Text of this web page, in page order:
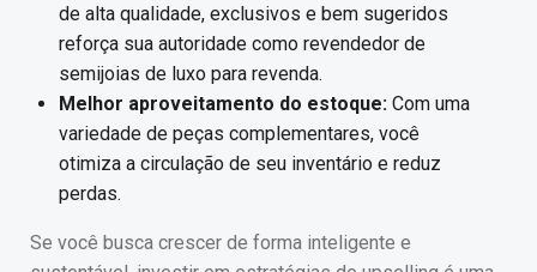
de alta qualidade, exclusivos e bem sugeridos
reforça sua autoridade como revendedor de
semijoias de luxo para revenda.
Melhor aproveitamento do estoque: Com uma
variedade de peças complementares, você
otimiza a circulação de seu inventário e reduz
perdas.
Se você busca crescer de forma inteligente e